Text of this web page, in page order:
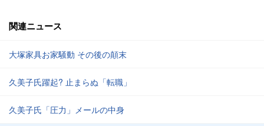
関連ニュース
大塚家具お家騒動 その後の顛末
久美子氏躍起? 止まらぬ「転職」
久美子氏「圧力」メールの中身